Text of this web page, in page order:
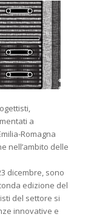
a
Romagna
nell’ambito delle
dicembre, sono
edizione del
del settore si
innovative e